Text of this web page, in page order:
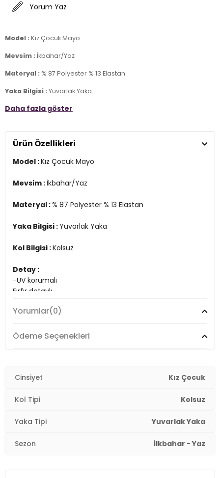
Yorum Yaz
Model : Kız Çocuk Mayo
Mevsim : İkbahar/Yaz
Materyal : % 87 Polyester % 13 Elastan
Yaka Bilgisi : Yuvarlak Yaka
Kol Bilgisi :Kolsuz
-UV korumalı
Fırfır detaylı
4DY2SM2512120001.2565
Daha fazla göster
Ürün Özellikleri
Model :Kız Çocuk Mayo
Mevsim : İkbahar/Yaz
Materyal :% 87 Polyester % 13 Elastan
Yaka Bilgisi :Yuvarlak Yaka
Kol Bilgisi :Kolsuz
Detay :
-UV korumalı
Fırfır detaylı
4DY2SM2512120001.2565
Yorumlar(0)
Ödeme Seçenekleri
Cinsiyet Kız Çocuk
Kol Tipi Kolsuz
Yaka Tipi Yuvarlak Yaka
Sezon İlkbahar - Yaz